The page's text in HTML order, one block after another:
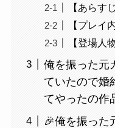
【あらすじ
【プレイ
【登場人物
俺を振った元
ていたので婚
てやったの作
🎉俺を振った